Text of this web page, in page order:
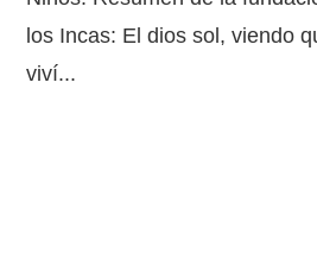
los Incas: El dios sol, viendo
viví...